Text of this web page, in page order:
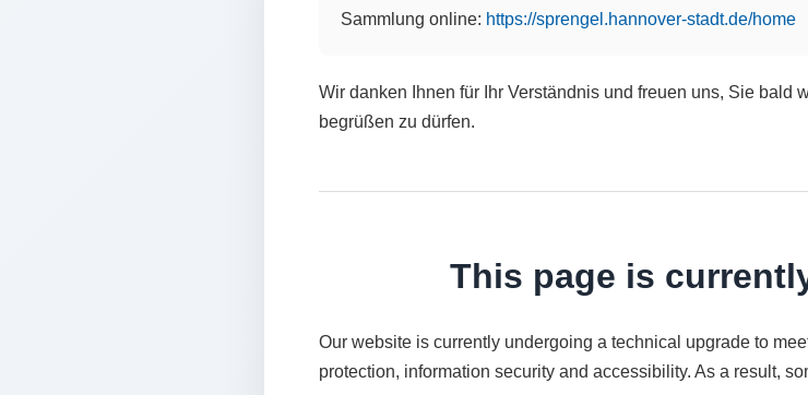
Sammlung online: https://sprengel.hannover-stadt.de/home
Wir danken Ihnen für Ihr Verständnis und freuen uns, Sie bald
begrüßen zu dürfen.
This page is
Our website is currently undergoing a technical upgrade to
protection, information security and accessibility. As a result,